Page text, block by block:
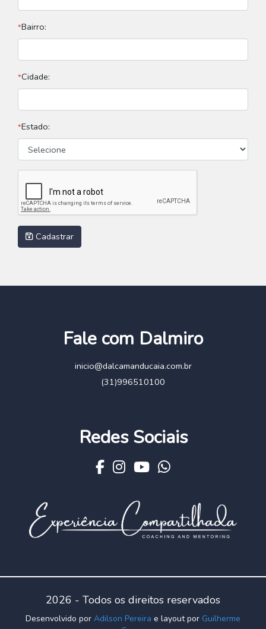
*Bairro:
*Cidade:
*Estado:
Cadastrar
Fale com Dalmiro
inicio@dalcamanducaia.com.br
(31)996510100
Redes Sociais
2026 - Todos os direitos reservados
Desenvolvido por Adilson Pereira e layout por Guilherme